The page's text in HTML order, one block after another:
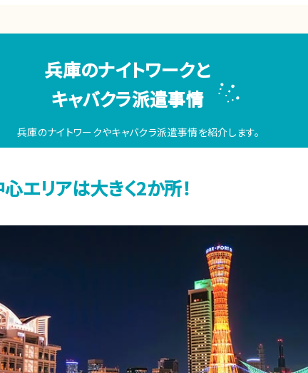
兵庫のナイトワークと
キャバクラ派遣事情
兵庫のナイトワークやキャバクラ派遣事情を紹介します。
エリアは大きく2か所！